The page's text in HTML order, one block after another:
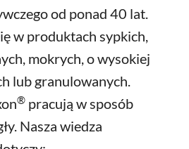
od ponad 40 lat.
w produktach sypkich,
mokrych, o wysokiej
lub granulowanych.
® pracują w sposób
Nasza wiedza